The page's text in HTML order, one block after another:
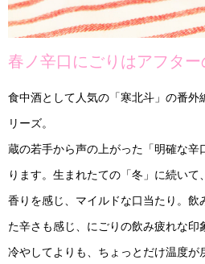
春ノ辛口にごりはアフター
食中酒として人気の「寒北斗」の番外
リーズ。
蔵の若手から声の上がった「明確な辛
ります。生まれたての「冬」に続い
香りを感じ、マイルドな口当たり。飲
た辛さも感じ、にごりの飲み疲れな印
冷やしてよりも、ちょっとだけ温度が